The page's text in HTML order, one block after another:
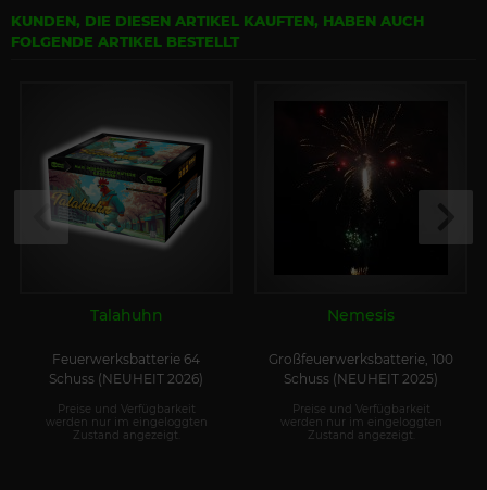
KUNDEN, DIE DIESEN ARTIKEL KAUFTEN, HABEN AUCH
FOLGENDE ARTIKEL BESTELLT
Talahuhn
Feuerwerksbatterie 64
Schuss (NEUHEIT 2026)
Preise und Verfügbarkeit
werden nur im eingeloggten
Zustand angezeigt.
Nemesis
Großfeuerwerksbatterie, 100
Schuss (NEUHEIT 2025)
Preise und Verfügbarkeit
werden nur im eingeloggten
Zustand angezeigt.